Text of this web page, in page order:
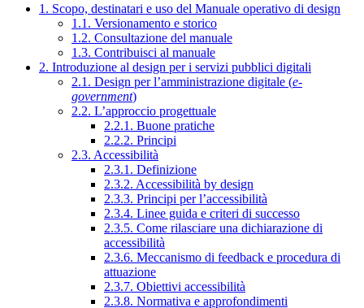
1. Scopo, destinatari e uso del Manuale operativo di design
1.1. Versionamento e storico
1.2. Consultazione del manuale
1.3. Contribuisci al manuale
2. Introduzione al design per i servizi pubblici digitali
2.1. Design per l’amministrazione digitale (e-
government)
2.2. L’approccio progettuale
2.2.1. Buone pratiche
2.2.2. Principi
2.3. Accessibilità
2.3.1. Definizione
2.3.2. Accessibilità by design
2.3.3. Principi per l’accessibilità
2.3.4. Linee guida e criteri di successo
2.3.5. Come rilasciare una dichiarazione di
accessibilità
2.3.6. Meccanismo di feedback e procedura di
attuazione
2.3.7. Obiettivi accessibilità
2.3.8. Normativa e approfondimenti